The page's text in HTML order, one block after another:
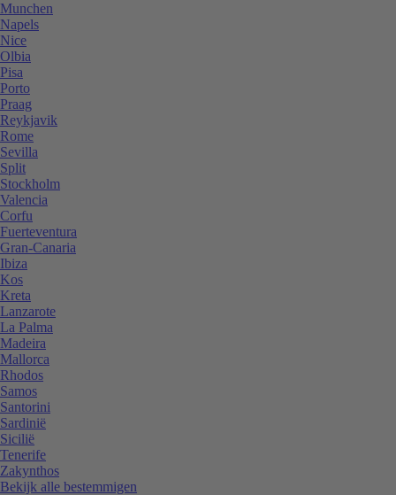
Munchen
Napels
Nice
Olbia
Pisa
Porto
Praag
Reykjavik
Rome
Sevilla
Split
Stockholm
Valencia
Corfu
Fuerteventura
Gran-Canaria
Ibiza
Kos
Kreta
Lanzarote
La Palma
Madeira
Mallorca
Rhodos
Samos
Santorini
Sardinië
Sicilië
Tenerife
Zakynthos
Bekijk alle bestemmigen